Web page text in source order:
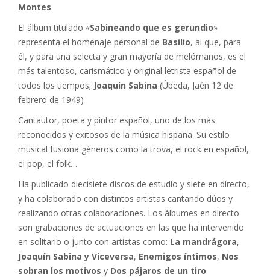
Montes.
El álbum titulado «Sabineando que es gerundio»
representa el homenaje personal de Basilio, al que, para
él, y para una selecta y gran mayoría de melómanos, es el
más talentoso, carismático y original letrista español de
todos los tiempos; Joaquín Sabina (Úbeda, Jaén 12 de
febrero de 1949)
Cantautor, poeta y pintor español, uno de los más
reconocidos y exitosos de la música hispana. Su estilo
musical fusiona géneros como la trova, el rock en español,
el pop, el folk…
Ha publicado diecisiete discos de estudio y siete en directo,
y ha colaborado con distintos artistas cantando dúos y
realizando otras colaboraciones. Los álbumes en directo
son grabaciones de actuaciones en las que ha intervenido
en solitario o junto con artistas como: La mandrágora,
Joaquín Sabina y Viceversa, Enemigos íntimos, Nos
sobran los motivos y Dos pájaros de un tiro.